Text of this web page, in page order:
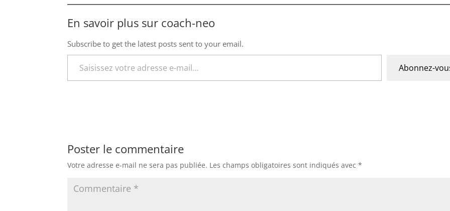
En savoir plus sur coach-neo
Subscribe to get the latest posts sent to your email.
Saisissez votre adresse e-mail…
Abonnez-
Poster le commentaire
Votre adresse e-mail ne sera pas publiée. Les champs obligatoires sont indiqués avec*